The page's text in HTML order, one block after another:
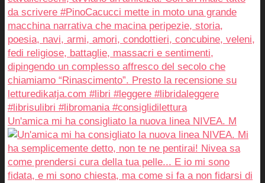
Un'amica mi ha consigliato la nuova linea NIVEA. M